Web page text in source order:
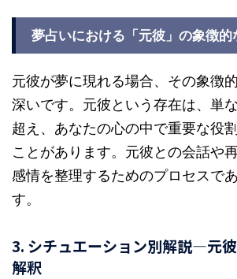
夢占いにおける「元彼」の象徴的
元彼が夢に現れる場合、その象徴
深いです。元彼という存在は、単
超え、あなたの心の中で重要な役
ことがあります。元彼との会話や
感情を整理するためのプロセスで
す。
3. シチュエーション別解説—元
解釈